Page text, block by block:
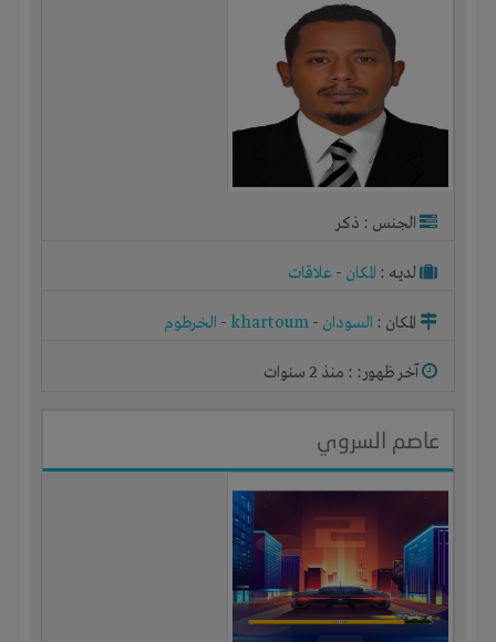
الجنس : ذكر
لديـه : المكان - علاقات
المكان : السودان -
khartoum
- الخرطوم
آخر ظهور: : منذ 2 سنوات
عاصم السروي